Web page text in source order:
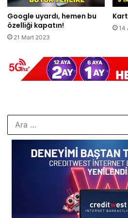
Google uyardı, hemen bu
özelliği kapatın!
21 Mart 2023
14